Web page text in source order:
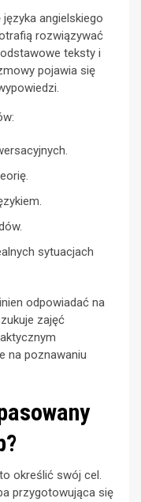
angielskiego
rozwiązywać
teksty i
pojawia się
sytuacjach
odpowiadać na
zajęć
na poznawaniu
określić swój cel.
przygotowująca się